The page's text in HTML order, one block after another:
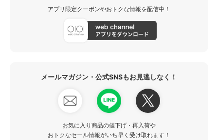
アプリ限定クーポンやおトクな情報を配信中！
メールマガジン・公式SNSもお見逃しなく！
お気に入り商品の値下げ・再入荷や
おトクなセール情報がいち早く受け取れます！